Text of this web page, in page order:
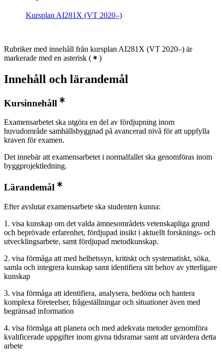
Kursplan AI281X (VT 2020–)
Rubriker med innehåll från kursplan AI281X (VT 2020–) är
markerade med en asterisk ( )
Innehåll och lärandemål
Kursinnehåll
Examensarbetet ska utgöra en del av fördjupning inom
huvudområde samhällsbyggnad på avancerad nivå för att uppfylla
kraven för examen.
Det innebär att examensarbetet i normalfallet ska genomföras inom
byggprojektledning.
Lärandemål
Efter avslutat examensarbete ska studenten kunna:
1. visa kunskap om det valda ämnesområdets vetenskapliga grund
och beprövade erfarenhet, fördjupad insikt i aktuellt forsknings- och
utvecklingsarbete, samt fördjupad metodkunskap.
2. visa förmåga att med helhetssyn, kritiskt och systematiskt, söka,
samla och integrera kunskap samt identifiera sitt behov av ytterligare
kunskap
3. visa förmåga att identifiera, analysera, bedöma och hantera
komplexa företeelser, frågeställningar och situationer även med
begränsad information
4. visa förmåga att planera och med adekvata metoder genomföra
kvalificerade uppgifter inom givna tidsramar samt att utvärdera detta
arbete